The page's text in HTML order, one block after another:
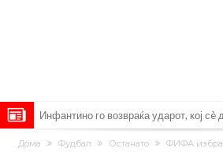
Инфантино го возвраќа ударот, кој сè
„Влегувам на стадионот за да го
Дома Фудбал Останато
ФИФА